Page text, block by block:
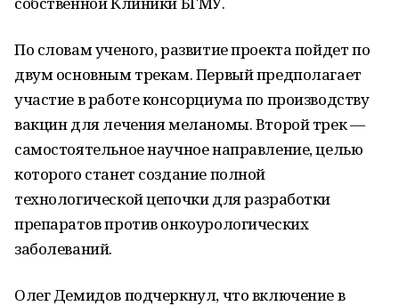
По словам ученого, развитие проекта пойдет по
двум основным трекам. Первый предполагает
участие в работе консорциума по производству
вакцин для лечения меланомы. Второй трек —
самостоятельное научное направление, целью
которого станет создание полной
технологической цепочки для разработки
препаратов против онкоурологических
заболеваний.
Олег Демидов подчеркнул, что включение в